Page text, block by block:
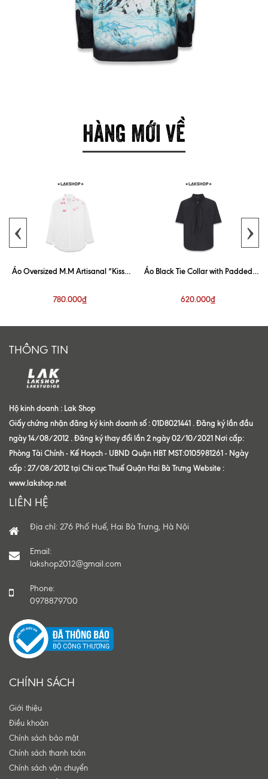
HÀNG MỚI VỀ
Áo Oversized M.M Artisanal “Kiss”
780.000₫
Áo Black Tie Collar with Padded
620.000₫
‹ ›
THÔNG TIN
Hộ kinh doanh : Lak Shop
Giấy chứng nhận đăng ký kinh doanh số : 01D8021441 . Đăng ký lần đầu
ngày 14/08/2012 . Đăng ký thay đổi lần 2 ngày 02/10/2021 Nơi cấp:
Phòng Tài Chính - Kế Hoạch - UBND Quận HBT MST:0105981261 - Ngày
cấp : 27/08/2012 tại Chi cục Thuế Quận Hai Bà Trưng Website :
www.lakshop.net
LIÊN HỆ
Địa chỉ: 276 Phố Huế, Hai Bà Trưng, Hà Nội
Email:
lakshop2012@gmail.com
Phone:
0978879700
CHÍNH SÁCH
Giới thiệu
Điều khoản
Chính sách bảo mật
Chính sách thanh toán
Chính sách vận chuyển